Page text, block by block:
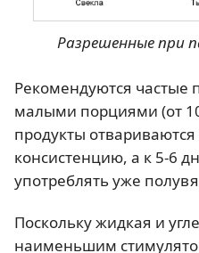
Разрешенные при
Рекомендуются частые
малыми порциями (от
продукты
консистенцию, а к 5-6
употреблять уже
Поскольку жидкая и
наименьшим